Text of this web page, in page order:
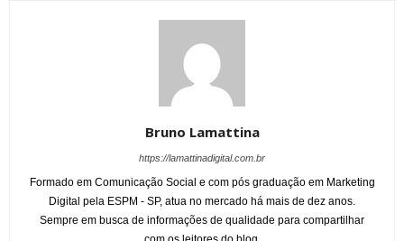
Bruno Lamattina
https://lamattinadigital.com.br
Formado em Comunicação Social e com pós graduação em Marketing
Digital pela ESPM - SP, atua no mercado há mais de dez anos.
Sempre em busca de informações de qualidade para compartilhar